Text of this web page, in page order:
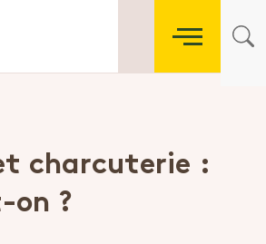
charcuterie :
on ?